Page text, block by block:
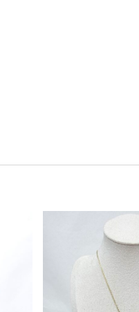
Este producto tiene múltiples variantes. Las opciones se pueden elegir en la página de producto